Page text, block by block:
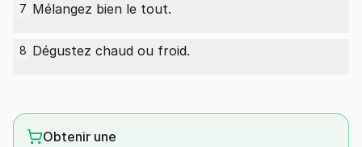
7 Mélangez bien le tout.
8 Dégustez chaud ou froid.
Obtenir une